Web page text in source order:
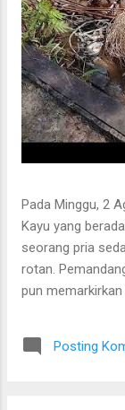
Pada Minggu, 2
Kayu yang
seorang pria
rotan.
pun
mengenai
baku tikar
Posting